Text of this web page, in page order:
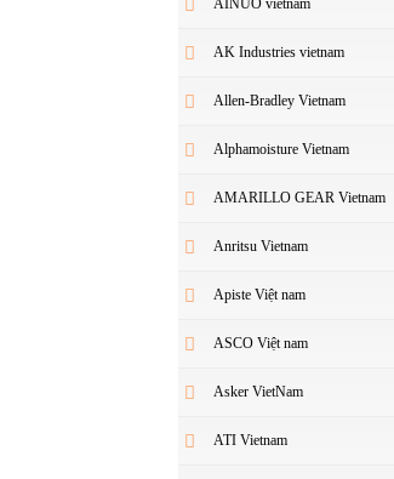
AINUO vietnam
AK Industries vietnam
Allen-Bradley Vietnam
Alphamoisture Vietnam
AMARILLO GEAR Vietnam
Anritsu Vietnam
Apiste Việt nam
ASCO Việt nam
Asker VietNam
ATI Vietnam